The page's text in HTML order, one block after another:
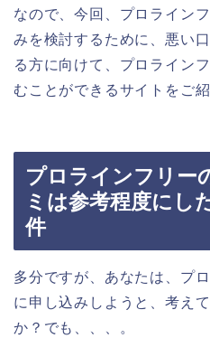
なので、今回、プロライン
みを検討するために、悪い
る方に向けて、プロライン
むことができるサイトをご
プロラインフリー
ミは参考程度にし
件
多分ですが、あなたは、プ
に申し込みしようと、考え
か？でも、、、。